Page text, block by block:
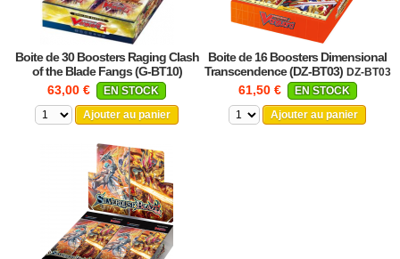
Boite de 30 Boosters Raging Clash
of the Blade Fangs (G-BT10)
BOITE_G-BT10
63,00 €
EN STOCK
Ajouter au panier
Boite de 16 Boosters Dimensional
Transcendence (DZ-BT03) DZ-BT03
61,50 €
EN STOCK
Ajouter au panier